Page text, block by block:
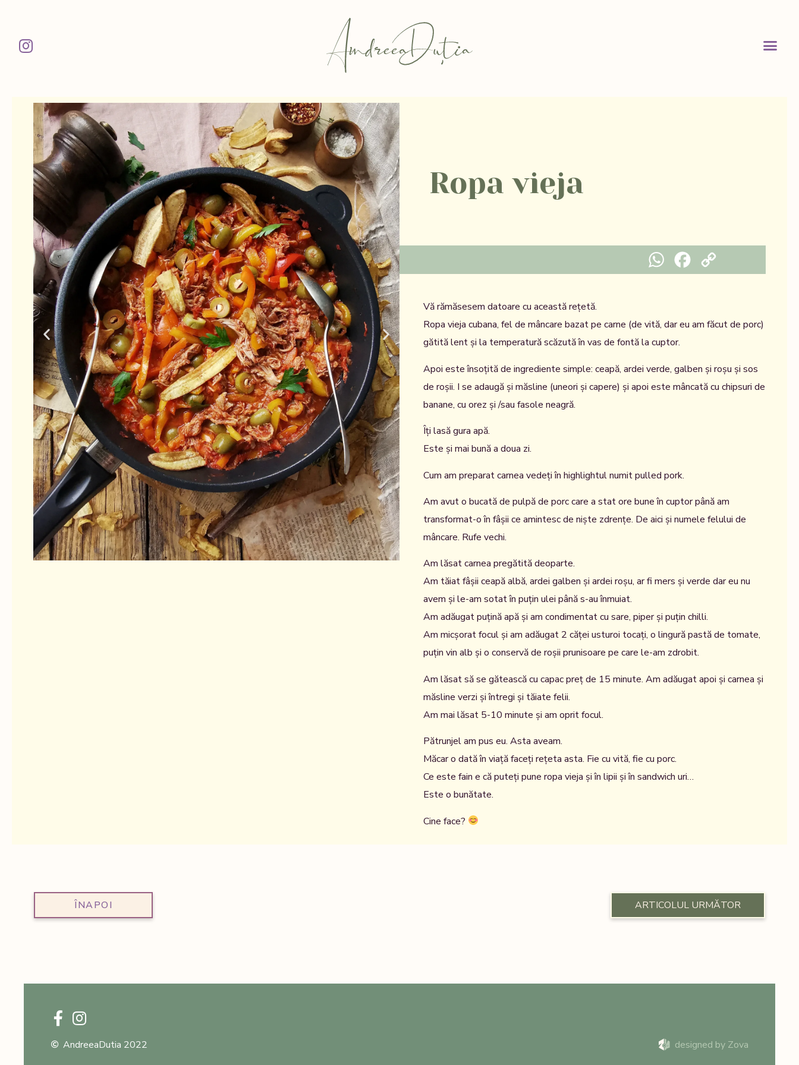
Ropa vieja
WhatsAppFacebook
Copy Link
Vă rămăsesem datoare cu această rețetă.
Ropa vieja cubana, fel de mâncare bazat pe carne (de vită, dar eu am făcut de porc)
gătită lent și la temperatură scăzută în vas de fontă la cuptor.
Apoi este însoțită de ingrediente simple: ceapă, ardei verde, galben și roșu și sos
de roșii. I se adaugă și măsline (uneori și capere) și apoi este mâncată cu chipsuri de
banane, cu orez și /sau fasole neagră.
Îți lasă gura apă.
Este și mai bună a doua zi.
Cum am preparat carnea vedeți în highlightul numit pulled pork.
Am avut o bucată de pulpă de porc care a stat ore bune în cuptor până am
transformat-o în fâșii ce amintesc de niște zdrențe. De aici și numele felului de
mâncare. Rufe vechi.
Am lăsat carnea pregătită deoparte.
Am tăiat fâșii ceapă albă, ardei galben și ardei roșu, ar fi mers și verde dar eu nu
avem și le-am sotat în puțin ulei până s-au înmuiat.
Am adăugat puțină apă și am condimentat cu sare, piper și puțin chilli.
Am micșorat focul și am adăugat 2 căței usturoi tocați, o lingură pastă de tomate,
puțin vin alb și o conservă de roșii prunisoare pe care le-am zdrobit.
Am lăsat să se gătească cu capac preț de 15 minute. Am adăugat apoi și carnea și
măsline verzi și întregi și tăiate felii.
Am mai lăsat 5-10 minute și am oprit focul.
Pătrunjel am pus eu. Asta aveam.
Măcar o dată în viață faceți rețeta asta. Fie cu vită, fie cu porc.
Ce este fain e că puteți pune ropa vieja și în lipii și în sandwich uri…
Este o bunătate.
Cine face?
ÎNAPOI ARTICOLUL URMĂTOR
AndreeaDutia 2022 designed by Zova